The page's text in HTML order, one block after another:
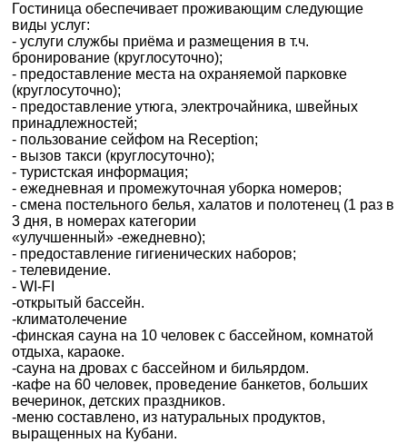
Гостиница обеспечивает проживающим следующие
виды услуг:
- услуги службы приёма и размещения в т.ч.
бронирование (круглосуточно);
- предоставление места на охраняемой парковке
(круглосуточно);
- предоставление утюга, электрочайника, швейных
принадлежностей;
- пользование сейфом на Reception;
- вызов такси (круглосуточно);
- туристская информация;
- ежедневная и промежуточная уборка номеров;
- смена постельного белья, халатов и полотенец (1 раз в
3 дня, в номерах категории
«улучшенный» -ежедневно);
- предоставление гигиенических наборов;
- телевидение.
- WI-FI
-открытый бассейн.
-климатолечение
-финская сауна на 10 человек с бассейном, комнатой
отдыха, караоке.
-сауна на дровах с бассейном и бильярдом.
-кафе на 60 человек, проведение банкетов, больших
вечеринок, детских праздников.
-меню составлено, из натуральных продуктов,
выращенных на Кубани.